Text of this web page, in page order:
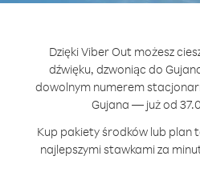
Dzięki Viber Out możesz
dźwięku, dzwoniąc do
dowolnym numerem
Gujana — już od
Kup pakiety środków lub plan
najlepszymi stawkami za